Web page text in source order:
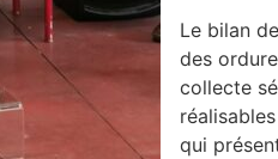
Le bilan
des
collecte
qui